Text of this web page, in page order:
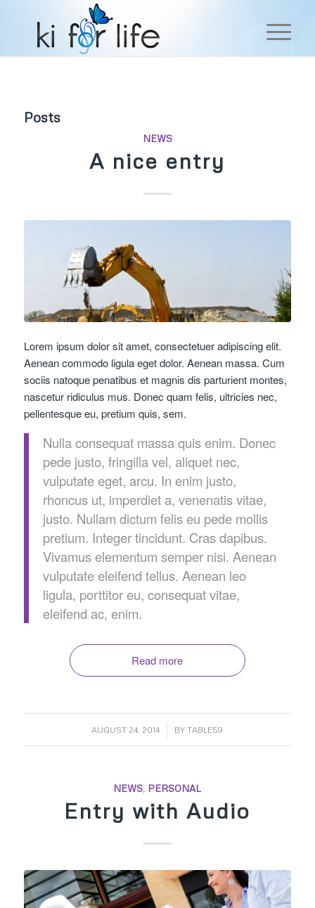
Posts
NEWS
A nice entry
Lorem ipsum dolor sit amet, consectetuer adipiscing elit.
Aenean commodo ligula eget dolor. Aenean massa. Cum
sociis natoque penatibus et magnis dis parturient montes,
nascetur ridiculus mus. Donec quam felis, ultricies nec,
pellentesque eu, pretium quis, sem.
Nulla consequat massa quis enim. Donec
pede justo, fringilla vel, aliquet nec,
vulputate eget, arcu. In enim justo,
rhoncus ut, imperdiet a, venenatis vitae,
justo. Nullam dictum felis eu pede mollis
pretium. Integer tincidunt. Cras dapibus.
Vivamus elementum semper nisi. Aenean
vulputate eleifend tellus. Aenean leo
ligula, porttitor eu, consequat vitae,
eleifend ac, enim.
Read more
AUGUST 24, 2014
/ BYTABLE59
NEWS, PERSONAL
Entry with Audio